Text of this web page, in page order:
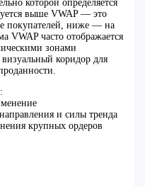
которой определяется
выше VWAP — это
покупателей, ниже — на
VWAP часто отображается
зонами
визуальный коридор для
и силы тренда
крупных ордеров